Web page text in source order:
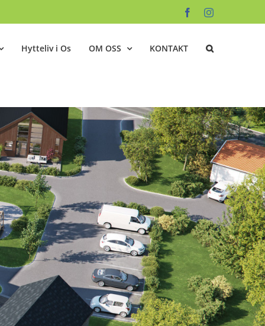
FacebookInstagram
Hytteliv i Os OM OSS KONTAKT